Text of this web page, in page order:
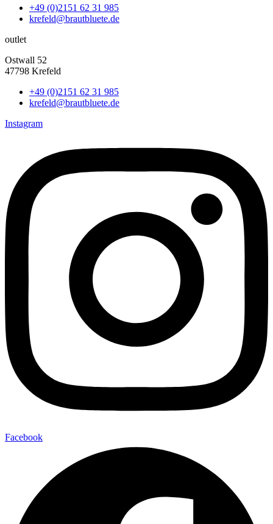
+49 (0)2151 62 31 985
krefeld@brautbluete.de
outlet
Ostwall 52
47798 Krefeld
+49 (0)2151 62 31 985
krefeld@brautbluete.de
Instagram
Facebook